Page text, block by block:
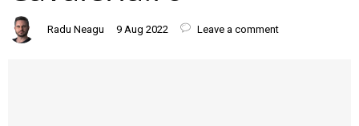
Radu Neagu 9 Aug 2022 Leave a comment